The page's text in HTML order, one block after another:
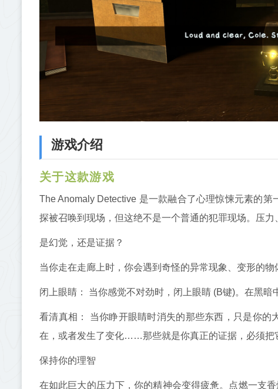
游戏介绍
关于这款游戏
The Anomaly Detective 是一款融合了心理惊悚元素的
探被召唤到现场，但这绝不是一个普通的犯罪现场。压
是幻觉，还是证据？
当你走在走廊上时，你会遇到奇怪的异常现象、变形的物
闭上眼睛： 当你感觉不对劲时，闭上眼睛 (B键)。在黑暗
看清真相： 当你睁开眼睛时消失的那些东西，只是你
在，或者发生了变化……那些就是你真正的证据，必须把
保持你的理智
在如此巨大的压力下，你的精神会变得疲惫。点燃一支